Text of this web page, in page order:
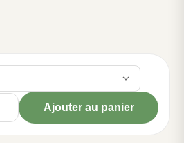
Ajouter au panier